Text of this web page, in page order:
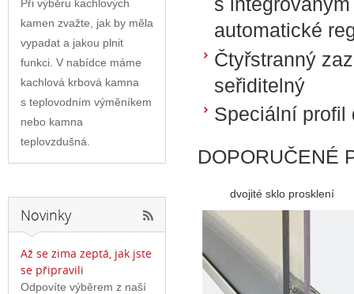
automatické
Čtyřstranný
seřiditelný
Speciální profil
DOPORUČENÉ
dvojité sklo prosklení
Při výběru kachlových
kamen zvažte, jak by měla
vypadat a jakou plnit
funkci. V nabídce máme
kachlová krbová kamna
s teplovodním výměníkem
nebo kamna
teplovzdušná.
Novinky
Až se zima zeptá, jak jste
se připravili
Odpovíte výběrem z naší